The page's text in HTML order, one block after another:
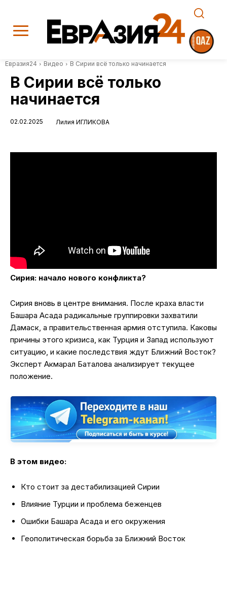
Евразия24 Видео В Сирии всё только начинается
В Сирии всё только
начинается
02.02.2025 Лилия ИГЛИКОВА
Сирия: начало нового конфликта?
Сирия вновь в центре внимания. После краха власти
Башара Асада радикальные группировки захватили
Дамаск, а правительственная армия отступила. Каковы
причины этого кризиса, как Турция и Запад используют
ситуацию, и какие последствия ждут Ближний Восток?
Эксперт Акмарал Баталова анализирует текущее
положение.
В этом видео:
Кто стоит за дестабилизацией Сирии
Влияние Турции и проблема беженцев
Ошибки Башара Асада и его окружения
Геополитическая борьба за Ближний Восток